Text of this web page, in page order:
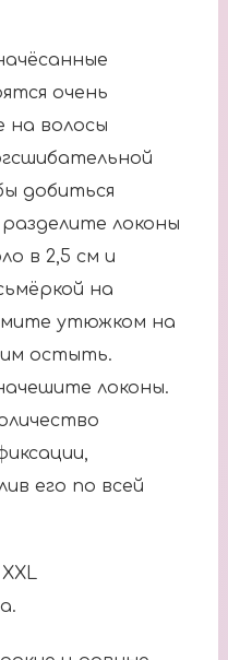
очень
на волосы
добиться
локоны
в 2,5 см и
на
утюжком на
остыть.
локоны.
его по всей